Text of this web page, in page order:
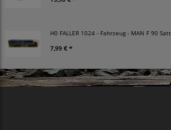
H0 FALLER 1024 - Fahrzeug - MAN F 90
7,99 € *